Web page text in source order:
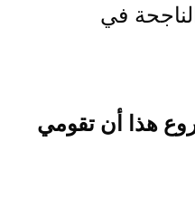
في
هذا أن تقومي